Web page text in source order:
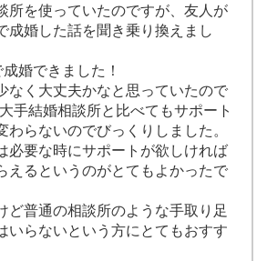
所を使っていたのですが、友人が
成婚した話を聞き乗り換えまし
婚できました！
なく大丈夫かなと思っていたので
手結婚相談所と比べてもサポート
わらないのでびっくりしました。
必要な時にサポートが欲しければ
えるというのがとてもよかったで
ど普通の相談所のような手取り足
いらないという方にとてもおすす